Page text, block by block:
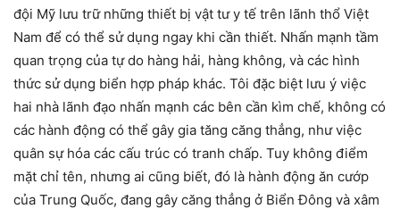
đội Mỹ lưu trữ những thiết bị vật tư y tế trên lãnh thổ Việt
Nam để có thể sử dụng ngay khi cần thiết. Nhấn mạnh tầm
quan trọng của tự do hàng hải, hàng không, và các hình
thức sử dụng biển hợp pháp khác. Tôi đặc biệt lưu ý việc
hai nhà lãnh đạo nhấn mạnh các bên cần kìm chế, không có
các hành động có thể gây gia tăng căng thẳng, như việc
quân sự hóa các cấu trúc có tranh chấp. Tuy không điểm
mặt chỉ tên, nhưng ai cũng biết, đó là hành động ăn cướp
của Trung Quốc, đang gây căng thẳng ở Biển Đông và xâm